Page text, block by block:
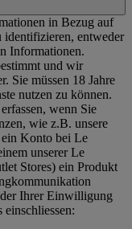
in Bezug auf
identifizieren, entweder
Informationen.
und wir
Sie müssen 18 Jahre
nutzen zu können.
wenn Sie
wie z.B. unsere
Konto bei Le
unserer Le
Stores) ein Produkt
Ihrer Einwilligung
einschliessen: